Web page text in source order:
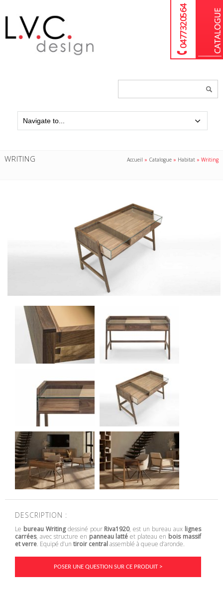
04 77 32 05 64
WRITING Accueil » Catalogue » Habitat »Writing
DESCRIPTION :
Le bureau Writingdessiné pour Riva1920, est un bureau aux lignes
carrées, avec structure en panneau latté et plateau en bois massif
et verre. Equipé d’un tiroir centralassemblé à queue d’aronde.
POSER UNE QUESTION SUR CE PRODUIT >